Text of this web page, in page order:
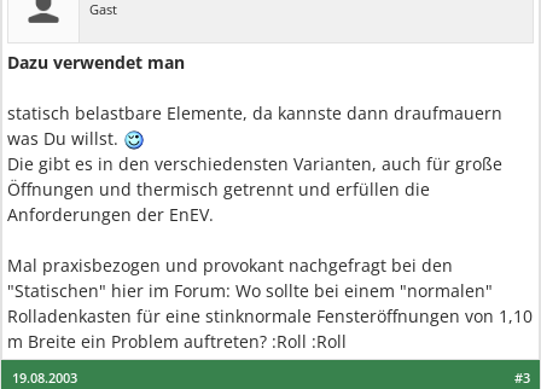
Gast
Dazu verwendet man
statisch belastbare Elemente, da kannste dann draufmauern
was Du willst.
Die gibt es in den verschiedensten Varianten, auch für große
Öffnungen und thermisch getrennt und erfüllen die
Anforderungen der EnEV.
Mal praxisbezogen und provokant nachgefragt bei den
"Statischen" hier im Forum: Wo sollte bei einem "normalen"
Rolladenkasten für eine stinknormale Fensteröffnungen von 1,10
m Breite ein Problem auftreten? :Roll :Roll
#3
19.08.2003